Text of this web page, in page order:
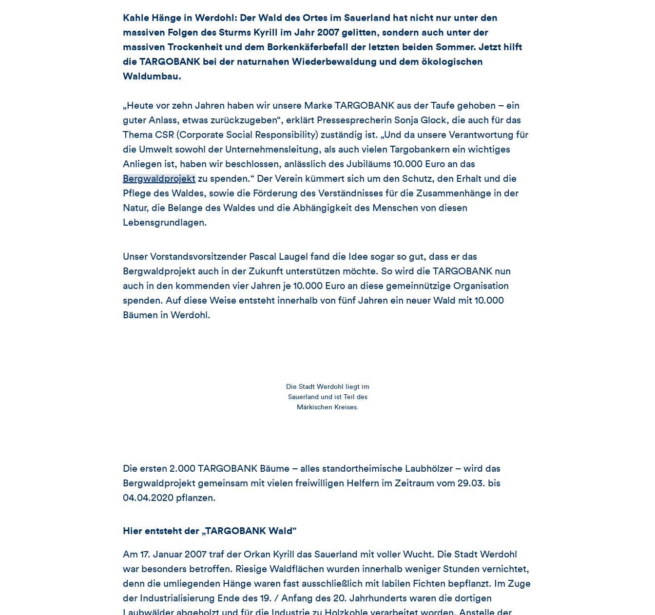
Kommentare
dieses
Artikels
Kahle Hänge in Werdohl: Der Wald des Ortes im Sauerland hat nicht nur unter den
massiven Folgen des Sturms Kyrill im Jahr 2007 gelitten, sondern auch unter der
massiven Trockenheit und dem Borkenkäferbefall der letzten beiden Sommer. Jetzt hilft
die TARGOBANK bei der naturnahen Wiederbewaldung und dem ökologischen
Waldumbau.
„Heute vor zehn Jahren haben wir unsere Marke TARGOBANK aus der Taufe gehoben – ein
guter Anlass, etwas zurückzugeben“, erklärt Pressesprecherin Sonja Glock, die auch für das
Thema CSR (Corporate Social Responsibility) zuständig ist. „Und da unsere Verantwortung für
die Umwelt sowohl der Unternehmensleitung, als auch vielen Targobankern ein wichtiges
Anliegen ist, haben wir beschlossen, anlässlich des Jubiläums 10.000 Euro an das
Bergwaldprojekt zu spenden.“ Der Verein kümmert sich um den Schutz, den Erhalt und die
Pflege des Waldes, sowie die Förderung des Verständnisses für die Zusammenhänge in der
Natur, die Belange des Waldes und die Abhängigkeit des Menschen von diesen
Lebensgrundlagen.
Unser Vorstandsvorsitzender Pascal Laugel fand die Idee sogar so gut, dass er das
Bergwaldprojekt auch in der Zukunft unterstützen möchte. So wird die TARGOBANK nun
auch in den kommenden vier Jahren je 10.000 Euro an diese gemeinnützige Organisation
spenden. Auf diese Weise entsteht innerhalb von fünf Jahren ein neuer Wald mit 10.000
Bäumen in Werdohl.
Die Stadt Werdohl liegt im
Sauerland und ist Teil des
Märkischen Kreises.
Die ersten 2.000 TARGOBANK Bäume – alles standortheimische Laubhölzer – wird das
Bergwaldprojekt gemeinsam mit vielen freiwilligen Helfern im Zeitraum vom 29.03. bis
04.04.2020 pflanzen.
Hier entsteht der „TARGOBANK Wald“
Am 17. Januar 2007 traf der Orkan Kyrill das Sauerland mit voller Wucht. Die Stadt Werdohl
war besonders betroffen. Riesige Waldflächen wurden innerhalb weniger Stunden vernichtet,
denn die umliegenden Hänge waren fast ausschließlich mit labilen Fichten bepflanzt. Im Zuge
der Industrialisierung Ende des 19. / Anfang des 20. Jahrhunderts waren die dortigen
Laubwälder abgeholzt und für die Industrie zu Holzkohle verarbeitet worden. Anstelle der